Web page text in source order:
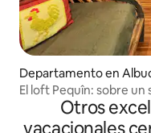
Departamento en
El loft Pequîn: sobre un
Otros